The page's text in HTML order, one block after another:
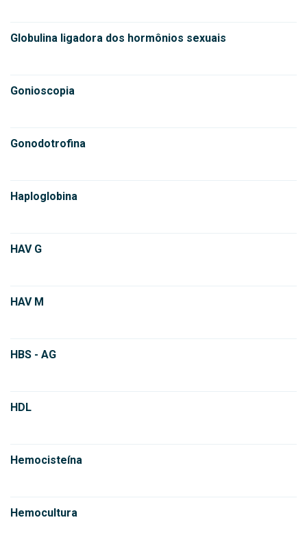
Globulina ligadora dos hormônios sexuais
Gonioscopia
Gonodotrofina
Haploglobina
HAV G
HAV M
HBS - AG
HDL
Hemocisteína
Hemocultura